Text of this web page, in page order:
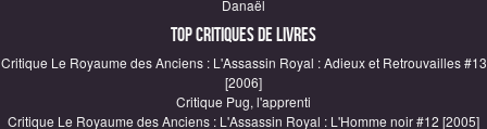
Danaël
Top critiques de Livres
Critique Le Royaume des Anciens : L'Assassin Royal : Adieux et Retrouvailles #13
[2006]
Critique Pug, l'apprenti
Critique Le Royaume des Anciens : L'Assassin Royal : L'Homme noir #12 [2005]